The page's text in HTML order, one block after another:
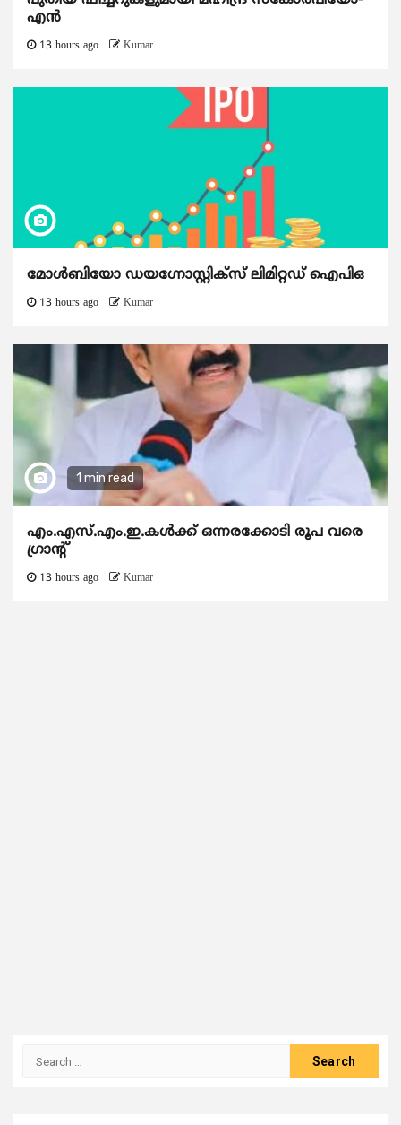
എൻ
13 hours ago Kumar
മോൾബിയോ ഡയഗ്നോസ്റ്റിക്സ് ലിമിറ്റഡ് ഐപിഒ
13 hours ago Kumar
1 min read
എം.എസ്.എം.ഇ.കൾക്ക് ഒന്നരക്കോടി രൂപ വരെ
ഗ്രാന്റ്
13 hours ago Kumar